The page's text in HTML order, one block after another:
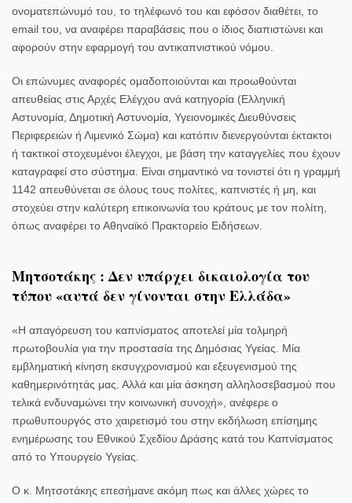
ονοματεπώνυμό του, το τηλέφωνό του και εφόσον διαθέτει, το
email του, να αναφέρει παραβάσεις που ο ίδιος διαπιστώνει και
αφορούν στην εφαρμογή του αντικαπνιστικού νόμου
Οι επώνυμες αναφορές ομαδοποιούνται και προωθούνται
απευθείας στις Αρχές Ελέγχου ανά κατηγορία (Ελληνική
Αστυνομία, Δημοτική Αστυνομία, Υγειονομικές Διευθύνσεις
Περιφερειών ή Λιμενικό Σώμα) και κατόπιν διενεργούνται έκτακτοι
ή τακτικοί στοχευμένοι έλεγχοι , με βάση την καταγγελίες που έχουν
καταγραφεί στο σύστημα. Είναι σημαντικό να τονιστεί ότι η γραμμή
1142 απευθύνεται σε όλους τους πολίτες, καπνιστές ή μη, και
στοχεύει στην καλύτερη επικοινωνία του κράτους με τον πολίτη,
όπως αναφέρει το Αθηναϊκό Πρακτορείο Ειδήσεων.
Μητσοτάκης : Δεν υπάρχει δικαιολογία του
τύπου «αυτά δεν γίνονται στην Ελλάδα»
«Η απαγόρευση του καπνίσματος αποτελεί μία τολμηρή
πρωτοβουλία για την προστασία της Δημόσιας Υγείας. Μία
εμβληματική κίνηση εκσυγχρονισμού και εξευγενισμού της
καθημερινότητάς μας. Αλλά και μία άσκηση αλληλοσεβασμού που
τελικά ενδυναμώνει την κοινωνική συνοχή», ανέφερε ο
πρωθυπουργός στο χαιρετισμό του στην εκδήλωση επίσημης
ενημέρωσης του Εθνικού Σχεδίου Δράσης κατά του Καπνίσματος
από το Υπουργείο Υγείας.
Ο κ. Μητσοτάκης επεσήμανε ακόμη πως και άλλες χώρες το